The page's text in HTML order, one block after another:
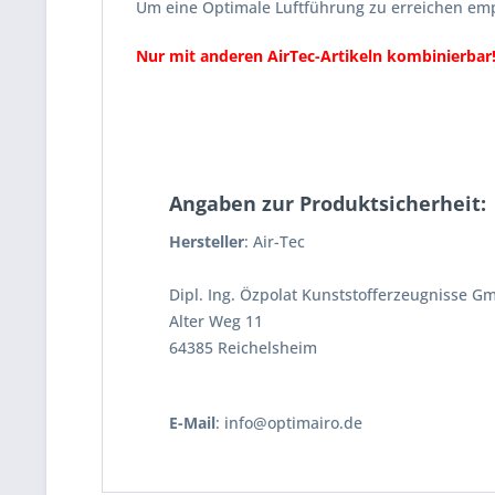
Um eine Optimale Luftführung zu erreichen
Nur mit anderen AirTec-Artikeln
Angaben zur Produktsicherheit:
Hersteller: Air-Tec
Dipl. Ing. Özpolat Kunststofferzeugnisse
Alter Weg 11
64385 Reichelsheim
E-Mail: info@optimairo.de